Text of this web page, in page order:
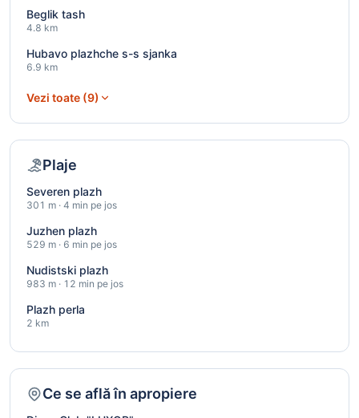
Beglik tash
4.8 km
Hubavo plazhche s-s sjanka
6.9 km
Vezi toate (9)
Plaje
Severen plazh
301 m · 4 min pe jos
Juzhen plazh
529 m · 6 min pe jos
Nudistski plazh
983 m · 12 min pe jos
Plazh perla
2 km
Ce se află în apropiere